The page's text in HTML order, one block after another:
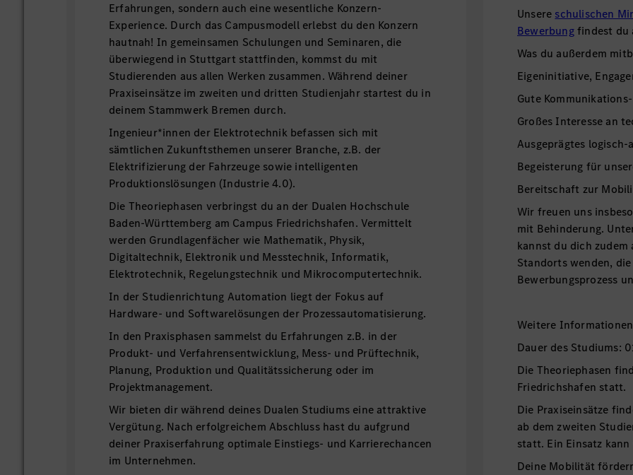
Erfahrungen, sondern auch eine wesentliche Konzern-
Experience. Durch das Campusmodell erlebst du den Konzern
hautnah! In gemeinsamen Schulungen und Seminaren, die
überwiegend in Stuttgart stattfinden, kommst du mit
Studierenden aus allen Werken zusammen. Während deiner
Praxiseinsätze im zweiten und dritten Studienjahr startest du in
deinem Stammwerk Bremen durch.
Ingenieur*innen der Elektrotechnik befassen sich mit
sämtlichen Zukunftsthemen unserer Branche, z.B. der
Elektrifizierung der Fahrzeuge sowie intelligenten
Produktionslösungen (Industrie 4.0).
Die Theoriephasen verbringst du an der Dualen Hochschule
Baden-Württemberg am Campus Friedrichshafen. Vermittelt
werden Grundlagenfächer wie Mathematik, Physik,
Digitaltechnik, Elektronik und Messtechnik, Informatik,
Elektrotechnik, Regelungstechnik und Mikrocomputertechnik.
In der Studienrichtung Automation liegt der Fokus auf
Hardware- und Softwarelösungen der Prozessautomatisierung.
In den Praxisphasen sammelst du Erfahrungen z.B. in der
Produkt- und Verfahrensentwicklung, Mess- und Prüftechnik,
Planung, Produktion und Qualitätssicherung oder im
Projektmanagement.
Wir bieten dir während deines Dualen Studiums eine attraktive
Vergütung. Nach erfolgreichem Abschluss hast du aufgrund
deiner Praxiserfahrung optimale Einstiegs- und Karrierechancen
im Unternehmen.
Unsere schulischen
Bewerbungfindest du
Was du außerdem
Eigeninitiative,
Gute
Großes Interesse an
Ausgeprägtes logisch-
Begeisterung für
Bereitschaft zur
Wir freuen uns
mit Behinderung.
kannst du dich
Standorts wenden,
Bewerbungsprozess
Weitere Informationen
Dauer des Studiums:
Die Theoriephasen
Friedrichshafen statt.
Die Praxiseinsätze
ab dem zweiten
statt. Ein Einsatz
Deine Mobilität